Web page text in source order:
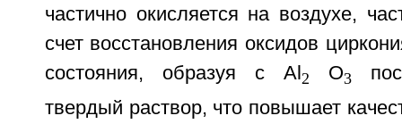
частично окисляется на воздухе,
счет восстановления оксидов
состояния, образуя с Al 2 O3
твердый раствор, что повышает